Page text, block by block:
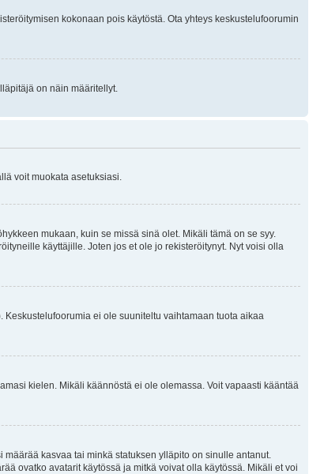
kokonaan pois käytöstä. Ota yhteys keskustelufoorumin
on näin määritellyt.
voit muokata asetuksiasi.
mukaan, kuin se missä sinä olet. Mikäli tämä on se syy.
käyttäjille. Joten jos et ole jo rekisteröitynyt. Nyt voisi olla
ei ole suuniteltu vaihtamaan tuota aikaa
kielen. Mikäli käännöstä ei ole olemassa. Voit vapaasti kääntää
kasvaa tai minkä statuksen ylläpito on sinulle antanut.
ovatko avatarit käytössä ja mitkä voivat olla käytössä. Mikäli et voi